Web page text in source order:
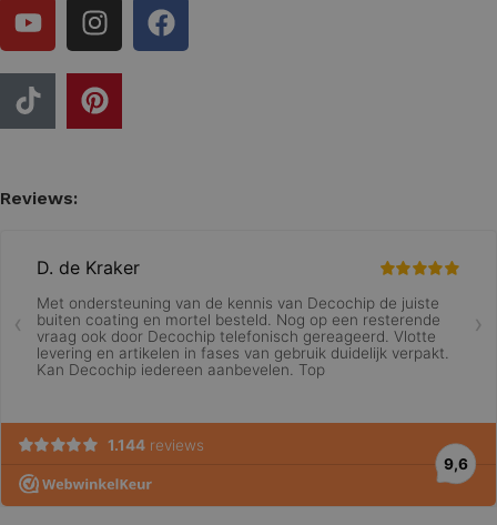
Reviews: